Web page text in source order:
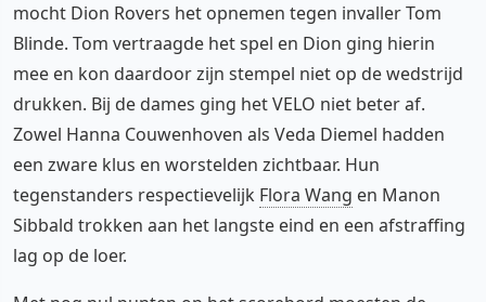
mocht Dion Rovers het opnemen tegen invaller Tom
Blinde. Tom vertraagde het spel en Dion ging hierin
mee en kon daardoor zijn stempel niet op de wedstrijd
drukken. Bij de dames ging het VELO niet beter af.
Zowel Hanna Couwenhoven als Veda Diemel hadden
een zware klus en worstelden zichtbaar. Hun
tegenstanders respectievelijk Flora Wang en Manon
Sibbald trokken aan het langste eind en een afstraffing
lag op de loer.